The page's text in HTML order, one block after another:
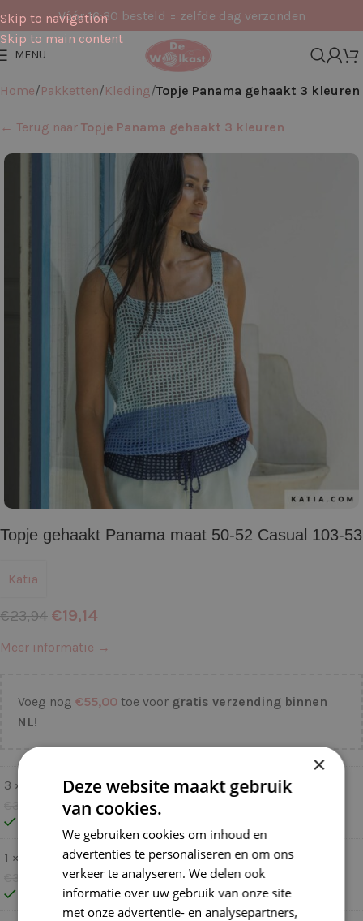
Skip to navigation
Skip to main content
Vóór 16:30 besteld = zelfde dag verzonden
MENU
Home Pakketten Kleding Topje Panama gehaakt 3 kleuren
← Terug naar Topje Panama gehaakt 3 kleuren
Topje gehaakt Panama maat 50-52 Casual 103-53
Katia
€23,94 €19,14
Meer informatie →
Voeg nog €55,00 toe voor gratis verzending binnen
NL!
3 ×
Katia Panama 79 Bleekgroen
3,19
1 ×
Katia Panama 43 Medium Blauw
3,19
Op voorraad
×
Deze website maakt gebruik
van cookies.
We gebruiken cookies om inhoud en
advertenties te personaliseren en om ons
verkeer te analyseren. We delen ook
informatie over uw gebruik van onze site
met onze advertentie- en analysepartners,